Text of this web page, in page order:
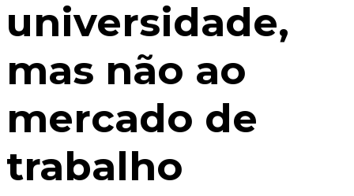
universidade,
mas não ao
mercado de
trabalho